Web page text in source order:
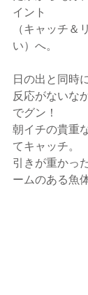
イント
（キャッチ＆
い）へ。
日の出と同時
反応がないな
でグン！
朝イチの貴重
てキャッチ。
引きが重かっ
ームのある魚